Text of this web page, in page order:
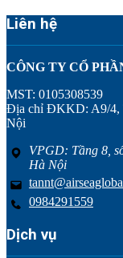
Liên hệ
CÔNG TY CỔ
MST: 0105308539
Địa chỉ ĐKKD: A9/4,
Nội
VPGD: Tầng 8,
Hà Nội
0984291559
Dịch vụ